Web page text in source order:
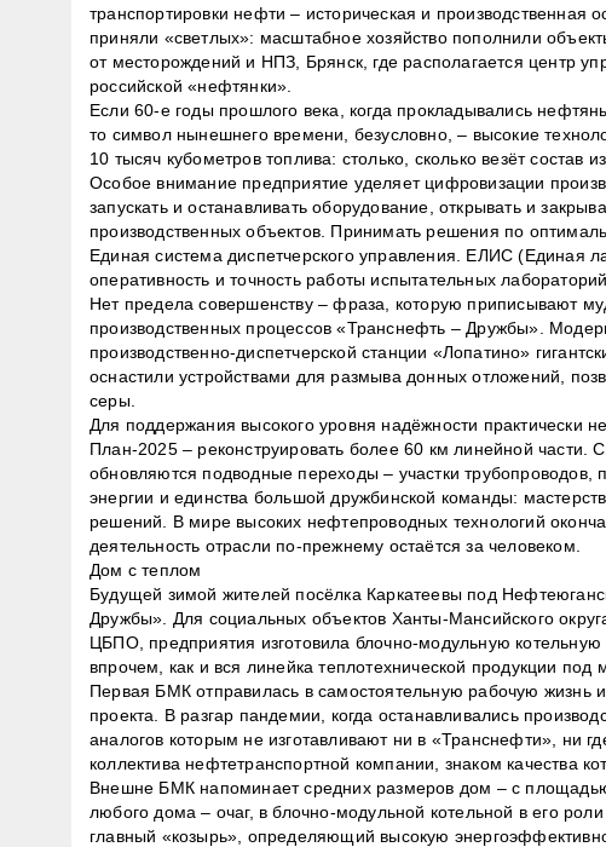
транспортировки нефти – историческая и
приняли «светлых»: масштабное хозяйство пополнили
от месторождений и НПЗ, Брянск, где располагается центр
российской «нефтянки».
Если 60-е годы прошлого века, когда прокладывались
то символ нынешнего времени, безусловно, – высокие
10 тысяч кубометров топлива: столько, сколько везёт состав
Особое внимание предприятие уделяет цифровизации
запускать и останавливать оборудование, открывать и
производственных объектов. Принимать решения по
Единая система диспетчерского управления. ЕЛИС
оперативность и точность работы испытательных
Нет предела совершенству – фраза, которую приписывают
производственных процессов «Транснефть – Дружбы».
производственно-диспетчерской станции «Лопатино»
оснастили устройствами для размыва донных отложений,
серы.
Для поддержания высокого уровня надёжности практически
План-2025 – реконструировать более 60 км линейной части.
обновляются подводные переходы – участки
энергии и единства большой дружбинской команды:
решений. В мире высоких нефтепроводных технологий
деятельность отрасли по-прежнему остаётся за человеком.
Дом с теплом
Будущей зимой жителей посёлка Каркатеевы под
Дружбы». Для социальных объектов Ханты-Мансийского
ЦБПО, предприятия изготовила блочно-модульную
впрочем, как и вся линейка теплотехнической продукции под
Первая БМК отправилась в самостоятельную рабочую жизнь
проекта. В разгар пандемии, когда останавливались
аналогов которым не изготавливают ни в «Транснефти», ни
коллектива нефтетранспортной компании, знаком качества
Внешне БМК напоминает средних размеров дом – с
любого дома – очаг, в блочно-модульной котельной в его
главный «козырь», определяющий высокую